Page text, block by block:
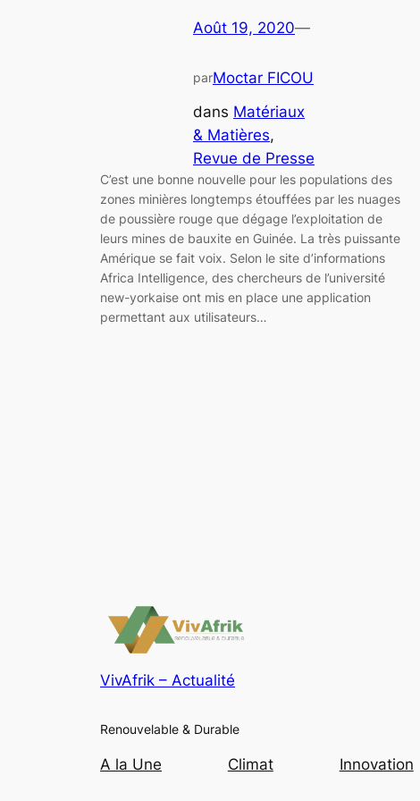
Août 19, 2020—
parMoctar FICOU
dans Matériaux
& Matières
Revue de Presse
C’est une bonne nouvelle pour les populations des
zones minières longtemps étouffées par les nuages
de poussière rouge que dégage l’exploitation de
leurs mines de bauxite en Guinée. La très puissante
Amérique se fait voix. Selon le site d’informations
Africa Intelligence, des chercheurs de l’université
new-yorkaise ont mis en place une application
permettant aux utilisateurs…
VivAfrik – Actualité
Renouvelable & Durable
A la Une Climat Innovation